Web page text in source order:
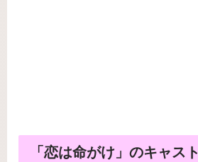
「恋は命がけ」のキャスト